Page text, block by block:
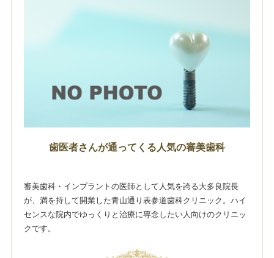
歯医者さんが通ってくる人気の審美歯科
審美歯科・インプラントの医師として人気を誇る大多良院長
が、満を持して開業した青山通り表参道歯科クリニック。ハイ
センスな院内でゆっくりと治療に専念したい人向けのクリニッ
クです。